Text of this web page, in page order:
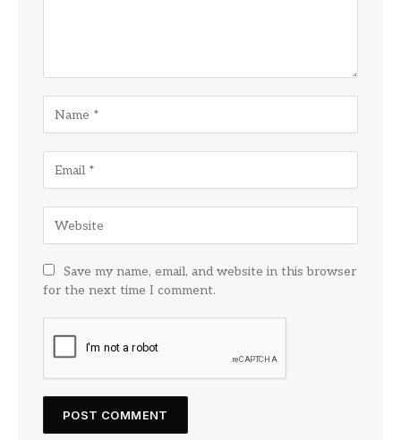
Save my name, email, and website in this browser
for the next time I comment.